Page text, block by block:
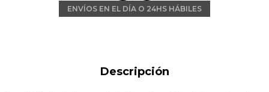
ENVÍOS EN EL DÍA O 24HS HÁBILES
Descripción